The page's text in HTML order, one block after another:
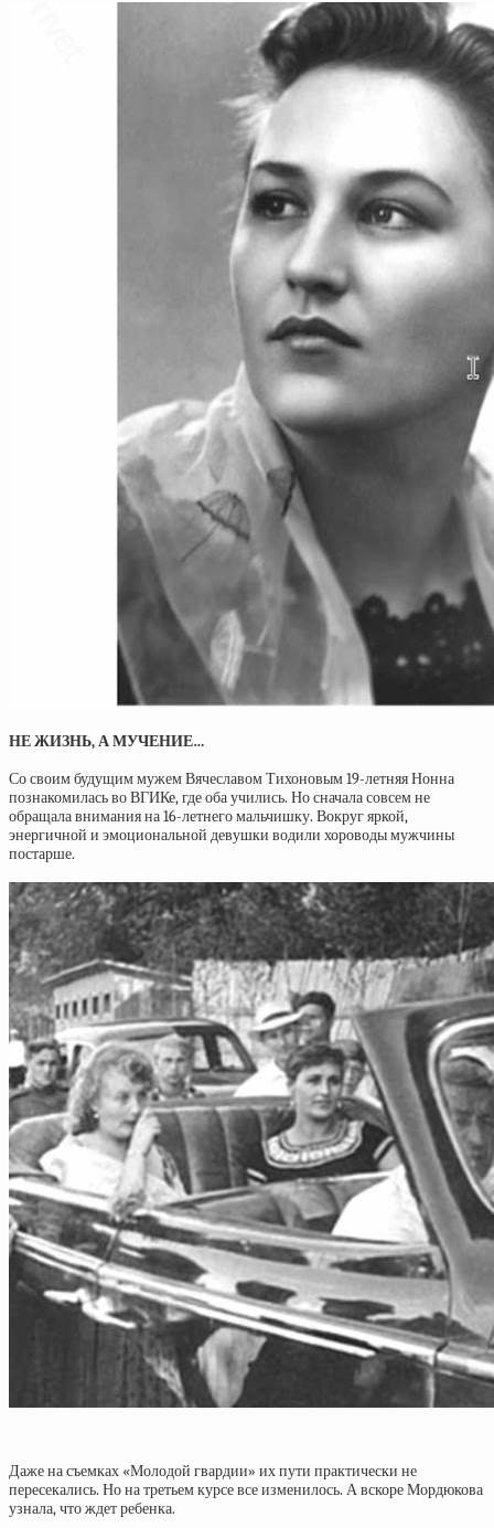
НЕ ЖИЗНЬ, А МУЧЕНИЕ…
Со своим будущим мужем Вячеславом Тихоновым 19-летняя Нонна
познакомилась во ВГИКе, где оба учились. Но сначала совсем не
обращала внимания на 16-летнего мальчишку. Вокруг яркой,
энергичной и эмоциональной девушки водили хороводы мужчины
постарше.
Даже на съемках «Молодой гвардии» их пути практически не
пересекались. Но на третьем курсе все изменилось. А вскоре Мордюкова
узнала, что ждет ребенка.